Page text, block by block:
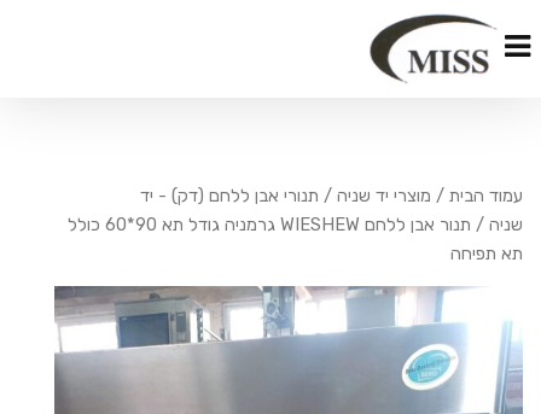
עמוד הבית / מוצרי יד שניה / תנורי אבן ללחם (דק) - יד
שניה
/ תנור אבן ללחם WIESHEW גרמניה גודל תא 90*60 כולל
תא תפיחה